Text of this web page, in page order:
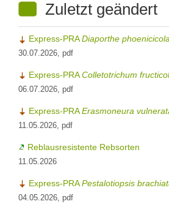
Zuletzt geändert
Express-PRADiaporthe
30.07.2026, pdf
Express-PRAColletotrichum
06.07.2026, pdf
Express-PRAErasmoneura
11.05.2026, pdf
Reblausresistente Rebsorten
11.05.2026
Express-PRAPestalotiopsis
04.05.2026, pdf